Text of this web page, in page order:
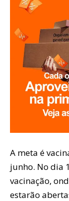
A meta é
junho. No dia
vacinação,
estarão